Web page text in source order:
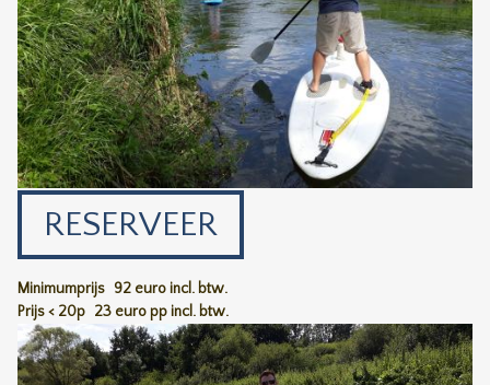
RESERVEER
Minimumprijs 92 euro incl. btw.
Prijs < 20p 23 euro pp incl. btw.